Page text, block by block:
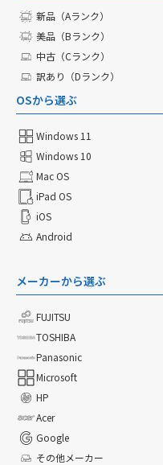
新品（Aランク）
美品（Bランク）
中古（Cランク）
訳あり（Dランク）
OSから選ぶ
Windows 11
Windows 10
Mac OS
iPad OS
iOS
Android
メーカーから選ぶ
FUJITSU
TOSHIBA
Panasonic
Microsoft
HP
Acer
Google
その他メーカー